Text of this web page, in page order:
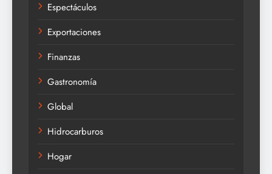
Espectáculos
Exportaciones
Finanzas
Gastronomía
Global
Hidrocarburos
Hogar